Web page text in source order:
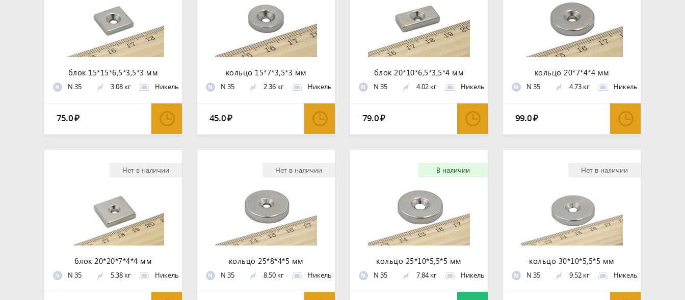
блок 15*15*6,5*3,5*3 мм
N N 35 3.08 кг Никель
75.0₽
кольцо 15*7*3,5*3 мм
N N 35 2.36 кг Никель
45.0₽
блок 20*10*6,5*3,5*4 мм
N N 35 4.02 кг Никель
79.0₽
кольцо 20*7*4*4 мм
N N 35 4.73 кг Никель
99.0₽
Нет в наличии
блок 20*20*7*4*4 мм
N N 35 5.38 кг Никель
Нет в наличии
кольцо 25*8*4*5 мм
N N 35 8.50 кг Никель
В наличии
кольцо 25*10*5,5*5 мм
N N 35 7.84 кг Никель
Нет в наличии
кольцо 30*10*5,5*5 мм
N N 35 9.52 кг Никель